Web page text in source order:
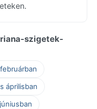
szigetek-
áprilisban